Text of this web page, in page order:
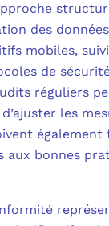
des
mobiles,
de
réguliers
les
également
aux bonnes